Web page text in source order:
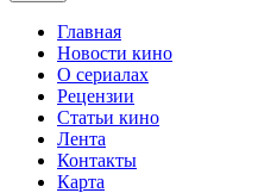
Главная
Новости кино
О сериалах
Рецензии
Статьи кино
Лента
Контакты
Карта